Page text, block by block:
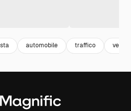
automobile traffico veicoli